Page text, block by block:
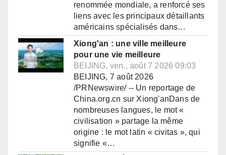
renommée mondiale, a renforcé ses
liens avec les principaux détaillants
américains spécialisés dans…
Xiong'an : une ville meilleure
pour une vie meilleure
BEIJING, ven., août 7 2026 09:03
BEIJING, 7 août 2026
/PRNewswire/ -- Un reportage de
China.org.cn sur Xiong'anDans de
nombreuses langues, le mot «
civilisation » partage la même
origine : le mot latin « civitas », qui
signifie «…